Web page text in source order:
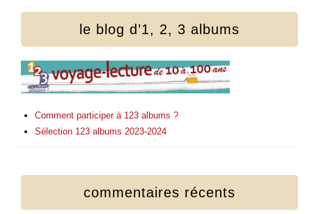
le blog d’1, 2, 3 albums
Comment participer à 123 albums ?
Sélection 123 albums 2023-2024
commentaires récents